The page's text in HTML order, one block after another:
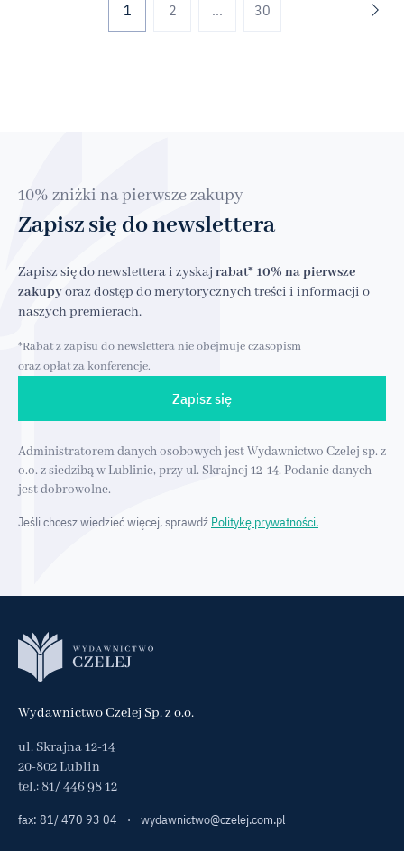
2 ... 30
10% zniżki na pierwsze zakupy
Zapisz się do newslettera
Zapisz się do newslettera i zyskaj rabat* 10% na pierwsze
zakupyoraz dostęp do merytorycznych treści i informacji o
naszych premierach.
*Rabat z zapisu do newslettera nie obejmuje czasopism
oraz opłat za konferencje.
Zapisz się
Administratorem danych osobowych jest Wydawnictwo Czelej sp. z
o.o. z siedzibą w Lublinie, przy ul. Skrajnej 12-14. Podanie danych
jest dobrowolne.
Jeśli chcesz wiedzieć więcej, sprawdź Politykę prywatności.
Wydawnictwo Czelej Sp. z o.o.
ul. Skrajna 12-14
20-802 Lublin
tel.: 81/ 446 98 12
fax: 81/ 470 93 04
· wydawnictwo@czelej.com.pl